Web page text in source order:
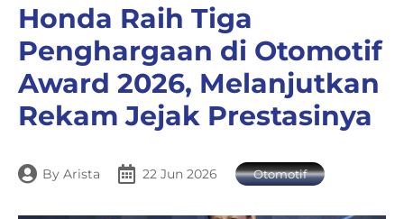
Honda Raih Tiga
Penghargaan di Otomotif
Award 2026, Melanjutkan
Rekam Jejak Prestasinya
By Arista 22 Jun 2026 Otomotif